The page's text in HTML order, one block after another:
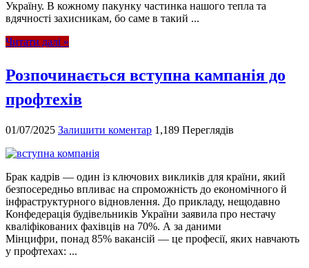
Україну. В кожному пакунку частинка нашого тепла та
вдячності захисникам, бо саме в такий ...
Читати далі »
Розпочинається вступна кампанія до
профтехів
01/07/2025 Залишити коментар 1,189 Переглядів
Брак кадрів — один із ключових викликів для країни, який
безпосередньо впливає на спроможність до економічного й
інфраструктурного відновлення. До прикладу, нещодавно
Конфедерація будівельників України заявила про нестачу
кваліфікованих фахівців на 70%. А за даними
Мінцифри, понад 85% вакансій — це професії, яких навчають
у профтехах: ...